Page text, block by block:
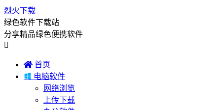
烈火下载
绿色软件下载站
分享精品绿色便携软件

 首页
 电脑软件
网络浏览
上传下载